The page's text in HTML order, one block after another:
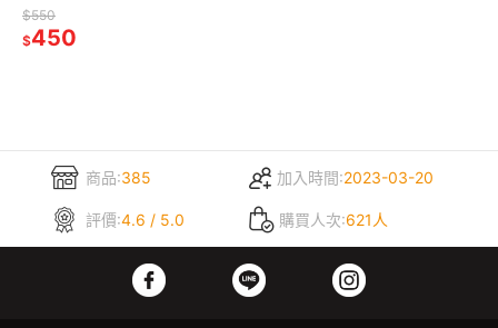
556)
$550
$450
商品:385 加入時間:2023-03-20
評價:4.6 / 5.0 購買人次:621人